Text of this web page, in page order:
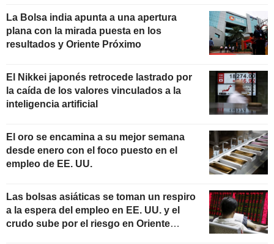
La Bolsa india apunta a una apertura
plana con la mirada puesta en los
resultados y Oriente Próximo
El Nikkei japonés retrocede lastrado por
la caída de los valores vinculados a la
inteligencia artificial
El oro se encamina a su mejor semana
desde enero con el foco puesto en el
empleo de EE. UU.
Las bolsas asiáticas se toman un respiro
a la espera del empleo en EE. UU. y el
crudo sube por el riesgo en Oriente